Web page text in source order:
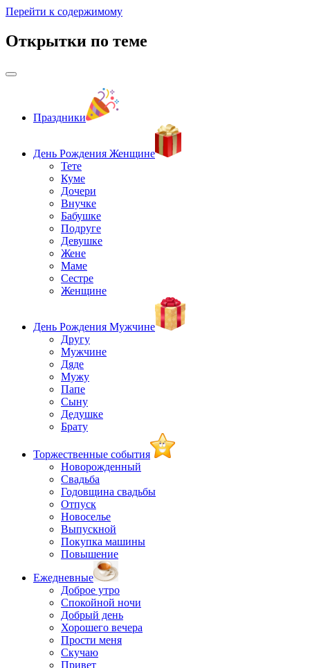
Перейти к содержимому
Открытки по теме
Праздники
День Рождения Женщине
Тете
Куме
Дочери
Внучке
Бабушке
Подруге
Девушке
Жене
Маме
Сестре
Женщине
День Рождения Мужчине
Другу
Мужчине
Дяде
Мужу
Папе
Сыну
Дедушке
Брату
Торжественные события
Новорожденный
Свадьба
Годовщина свадьбы
Отпуск
Новоселье
Выпускной
Покупка машины
Повышение
Ежедневные
Доброе утро
Спокойной ночи
Добрый день
Хорошего вечера
Прости меня
Скучаю
Привет